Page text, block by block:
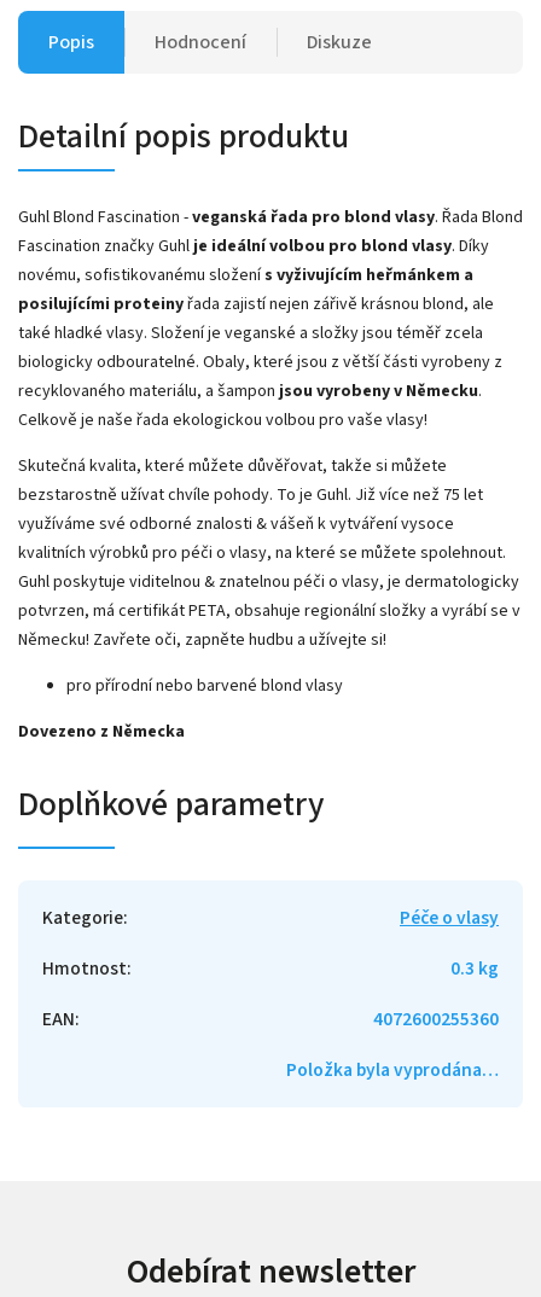
Popis Hodnocení Diskuze
Detailní popis produktu
Guhl Blond Fascination -veganská řada pro blond vlasy. Řada Blond
Fascination značky Guhl je ideální volbou pro blond vlasy. Díky
novému, sofistikovanému složenís vyživujícím heřmánkem a
posilujícími proteinyřada zajistí nejen zářivě krásnou blond, ale
také hladké vlasy. Složení je veganské a složky jsou téměř zcela
biologicky odbouratelné. Obaly, které jsou z větší části vyrobeny z
recyklovaného materiálu, a šampon jsou vyrobeny v Německu.
Celkově je naše řada ekologickou volbou pro vaše vlasy!
Skutečná kvalita, které můžete důvěřovat, takže si můžete
bezstarostně užívat chvíle pohody. To je Guhl. Již více než 75 let
využíváme své odborné znalosti & vášeň k vytváření vysoce
kvalitních výrobků pro péči o vlasy, na které se můžete spolehnout.
Guhl poskytuje viditelnou & znatelnou péči o vlasy, je dermatologicky
potvrzen, má certifikát PETA, obsahuje regionální složky a vyrábí se v
Německu! Zavřete oči, zapněte hudbu a užívejte si!
pro přírodní nebo barvené blond vlasy
Dovezeno z Německa
Doplňkové parametry
Kategorie:
Péče o vlasy
Hmotnost:
0.3 kg
EAN:
4072600255360
Položka byla vyprodána…
Odebírat newsletter